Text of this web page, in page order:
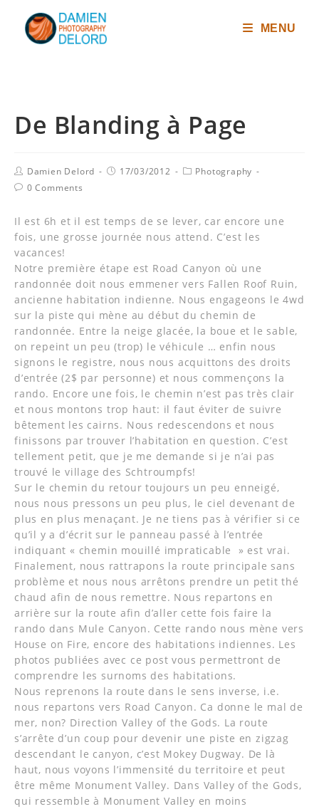
MENU
De Blanding à Page
Damien Delord 17/03/2012
Photography
0 Comments
Il est 6h et il est temps de se lever, car encore une
fois, une grosse journée nous attend. C’est les
vacances!
Notre première étape est Road Canyon où une
randonnée doit nous emmener vers Fallen Roof Ruin,
ancienne habitation indienne. Nous engageons le 4wd
sur la piste qui mène au début du chemin de
randonnée. Entre la neige glacée, la boue et le sable,
on repeint un peu (trop) le véhicule … enfin nous
signons le registre, nous nous acquittons des droits
d’entrée (2$ par personne) et nous commençons la
rando. Encore une fois, le chemin n’est pas très clair
et nous montons trop haut: il faut éviter de suivre
bêtement les cairns. Nous redescendons et nous
finissons par trouver l’habitation en question. C’est
tellement petit, que je me demande si je n’ai pas
trouvé le village des Schtroumpfs!
Sur le chemin du retour toujours un peu enneigé,
nous nous pressons un peu plus, le ciel devenant de
plus en plus menaçant. Je ne tiens pas à vérifier si ce
qu’il y a d’écrit sur le panneau passé à l’entrée
indiquant « chemin mouillé impraticable » est vrai.
Finalement, nous rattrapons la route principale sans
problème et nous nous arrêtons prendre un petit thé
chaud afin de nous remettre. Nous repartons en
arrière sur la route afin d’aller cette fois faire la
rando dans Mule Canyon. Cette rando nous mène vers
House on Fire, encore des habitations indiennes. Les
photos publiées avec ce post vous permettront de
comprendre les surnoms des habitations.
Nous reprenons la route dans le sens inverse, i.e.
nous repartons vers Road Canyon. Ca donne le mal de
mer, non? Direction Valley of the Gods. La route
s’arrête d’un coup pour devenir une piste en zigzag
descendant le canyon, c’est Mokey Dugway. De là
haut, nous voyons l’immensité du territoire et peut
être même Monument Valley. Dans Valley of the Gods,
qui ressemble à Monument Valley en moins